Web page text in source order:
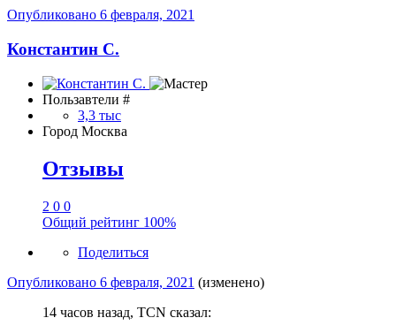
Опубликовано 6 февраля, 2021
Константин С.
Пользавтели #
3,3 тыс
Город Москва
Отзывы
2 0 0
Общий рейтинг 100%
Поделиться
Опубликовано 6 февраля, 2021 (изменено)
14 часов назад, TCN сказал: